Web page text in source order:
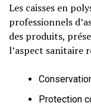
Les caisses en
professionnels
des produits,
l’aspect sanitaire
Protection